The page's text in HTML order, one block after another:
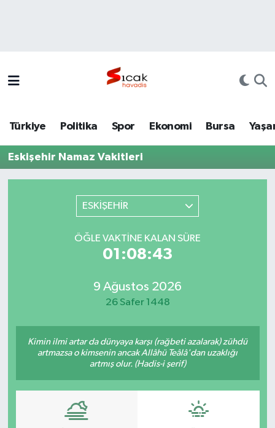
Türkiye Politika Spor Ekonomi Bursa
Eskişehir Namaz Vakitleri
ESKİŞEHİR
ÖĞLE VAKTINE KALAN SÜRE
01:08:43
9 Ağustos 2026
26 Safer 1448
Kimin ilmi artar da dünyaya karşı (rağbeti azalarak) zühdü
artmazsa o kimsenin ancak Allâhü Teâlâ'dan uzaklığı
artmış olur. (Hadis-i şerif)
Politika
Sağlık
Magazin
Gündem
Tüm Manşetler
Son Dakika Haberleri
Haber Arşivi